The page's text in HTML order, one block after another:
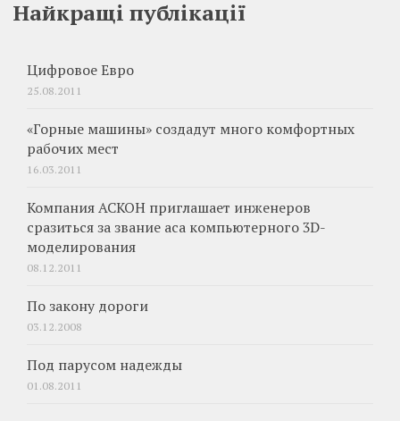
Найкращі публікації
Цифровое Евро
25.08.2011
«Горные машины» создадут много комфортных
рабочих мест
16.03.2011
Компания АСКОН приглашает инженеров
сразиться за звание аса компьютерного 3D-
моделирования
08.12.2011
По закону дороги
03.12.2008
Под парусом надежды
01.08.2011